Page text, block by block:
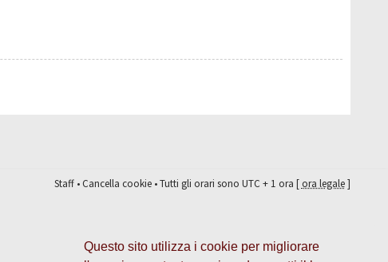
Questo sito utilizza i cookie per migliorare
Staff•Cancella cookie• Tutti gli orari sono UTC + 1 ora [ora legale]